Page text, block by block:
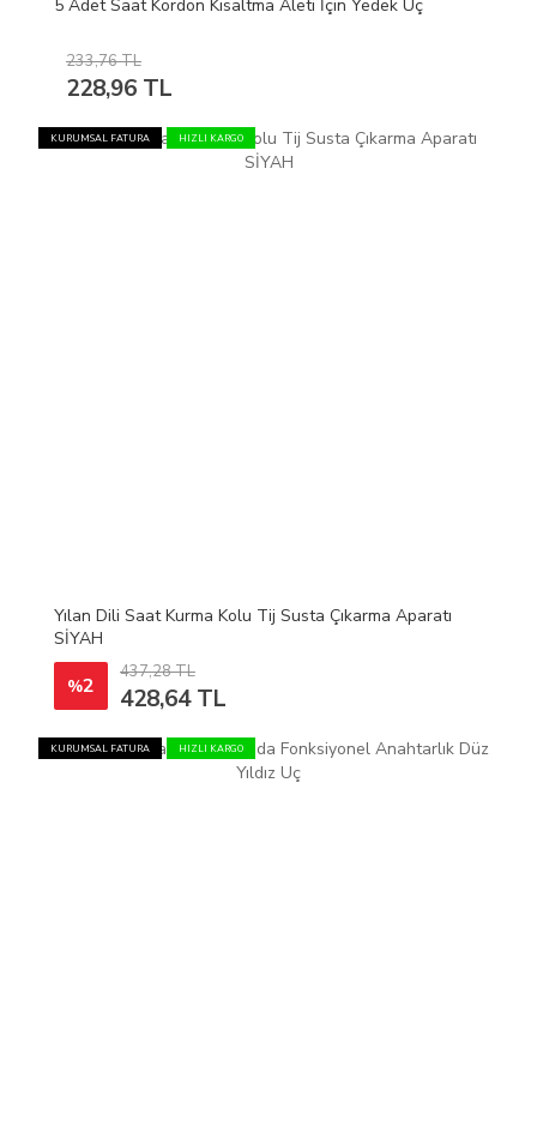
5 Adet Saat Kordon Kısaltma Aleti İçin Yedek Uç
233,76 TL
228,96 TL
KURUMSAL FATURA HIZLI KARGO
Yılan Dili Saat Kurma Kolu Tij Susta Çıkarma Aparatı
SİYAH
%2
437,28 TL
428,64 TL
KURUMSAL FATURA HIZLI KARGO